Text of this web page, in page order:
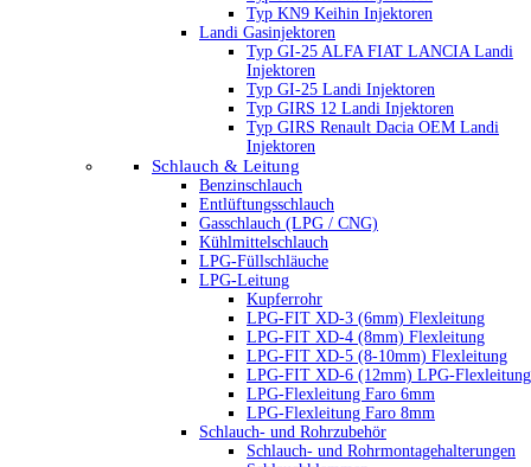
Typ KN9 Keihin Injektoren
Landi Gasinjektoren
Typ GI-25 ALFA FIAT LANCIA Landi
Injektoren
Typ GI-25 Landi Injektoren
Typ GIRS 12 Landi Injektoren
Typ GIRS Renault Dacia OEM Landi
Injektoren
Schlauch & Leitung
Benzinschlauch
Entlüftungsschlauch
Gasschlauch (LPG / CNG)
Kühlmittelschlauch
LPG-Füllschläuche
LPG-Leitung
Kupferrohr
LPG-FIT XD-3 (6mm) Flexleitung
LPG-FIT XD-4 (8mm) Flexleitung
LPG-FIT XD-5 (8-10mm) Flexleitung
LPG-FIT XD-6 (12mm) LPG-Flexleitung
LPG-Flexleitung Faro 6mm
LPG-Flexleitung Faro 8mm
Schlauch- und Rohrzubehör
Schlauch- und Rohrmontagehalterungen